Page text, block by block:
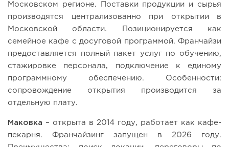
Московском регионе. Поставки продукции и сырья
производятся централизованно при открытии в
Московской области. Позиционируется как
семейное кафе с досуговой программой. Франчайзи
предоставляется полный пакет услуг по обучению,
стажировке персонала, подключение к единому
программному обеспечению. Особенности:
сопровождение открытия производится за
отдельную плату.
Маковка – открыта в 2014 году, работает как кафе-
пекарня. Франчайзинг запущен в 2026 году.